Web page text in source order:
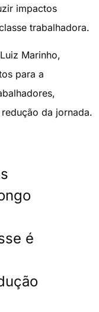
impactos
trabalhadora.
Marinho,
para a
da jornada.
é